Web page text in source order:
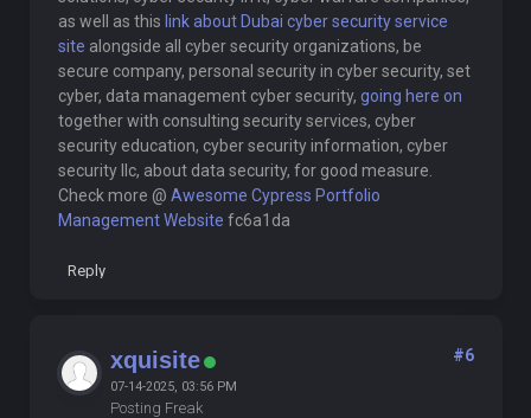
as well as this link about Dubai cyber security service
site alongside all cyber security organizations, be
secure company, personal security in cyber security, set
cyber, data management cyber security, going here on
together with consulting security services, cyber
security education, cyber security information, cyber
security llc, about data security, for good measure.
Check more @ Awesome Cypress Portfolio
Management Website fc6a1da
Reply
xquisite
07-14-2025, 03:56 PM
Posting Freak
#6